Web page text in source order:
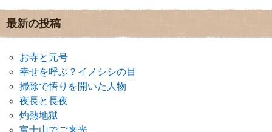
最新の投稿
お寺と元号
幸せを呼ぶ？イノシシの目
掃除で悟りを開いた人物
夜長と長夜
灼熱地獄
富士山でご来光